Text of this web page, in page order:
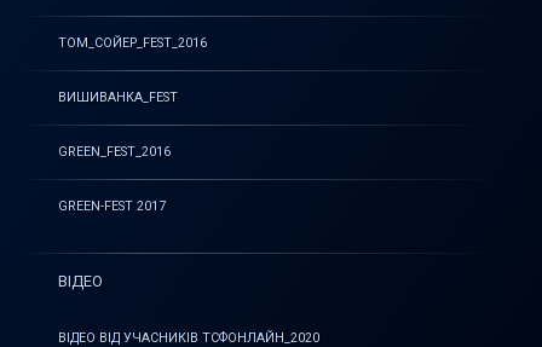
ТОМ_СОЙЕР_FEST_2016
ВИШИВАНКА_FEST
GREEN_FEST_2016
GREEN-FEST 2017
ВІДЕО
ВІДЕО ВІД УЧАСНИКІВ ТСФОНЛАЙН_2020